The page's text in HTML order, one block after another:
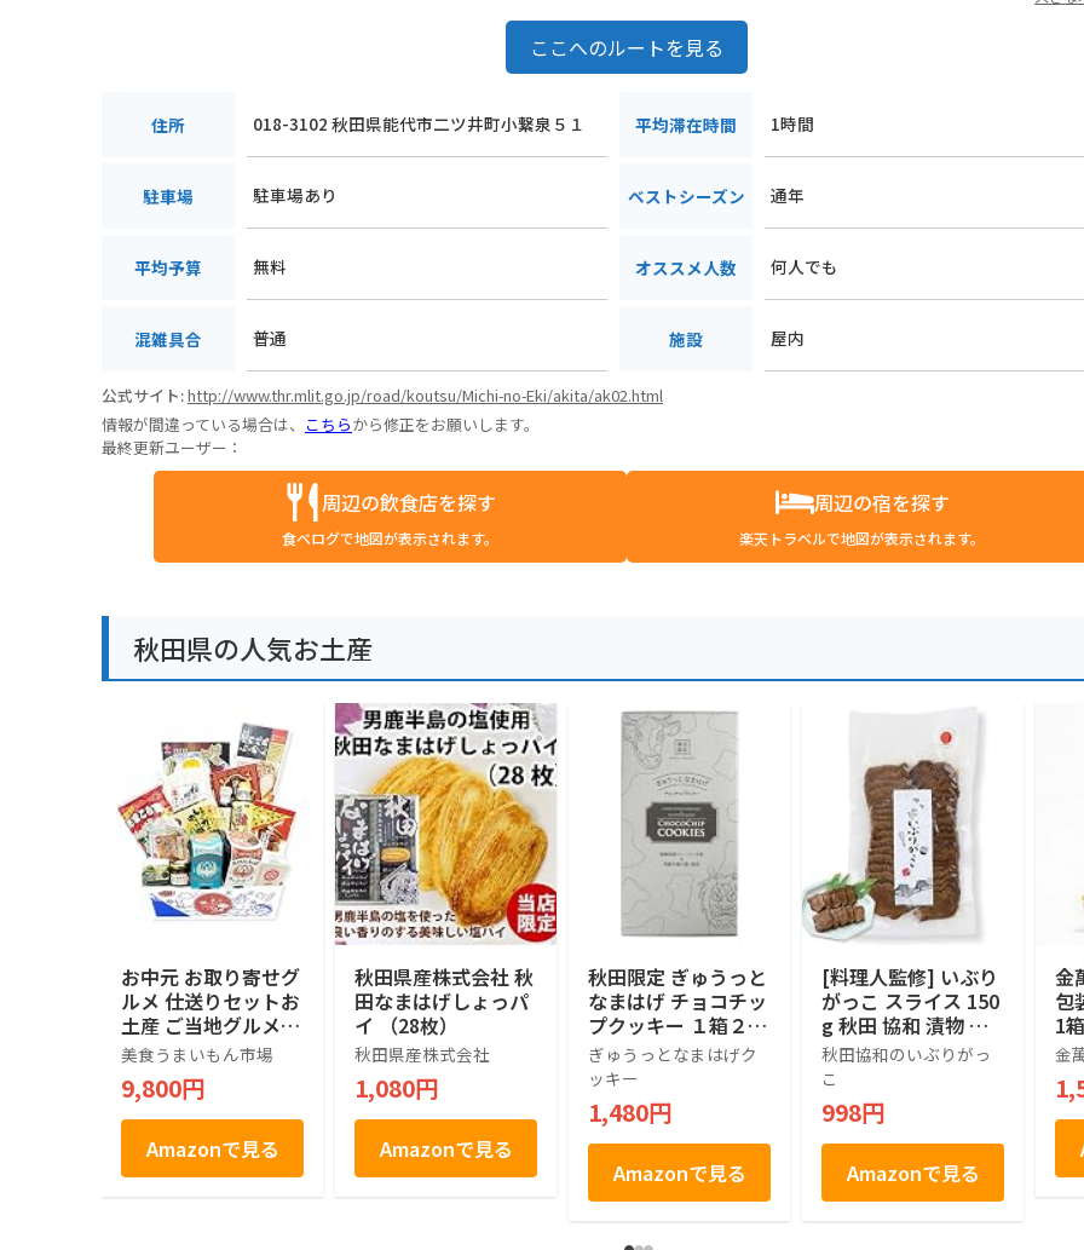
ここへのルートを見る
住所 018-3102 秋田県能代市二ツ井町小繋泉５１ 平均滞在時間 1時間
駐車場 駐車場あり ベストシーズン 通年
平均予算 無料 オススメ人数 何人でも
混雑具合 普通 施設 屋内
公式サイト:http://www.thr.mlit.go.jp/road/koutsu/Michi-no-Eki/akita/ak02.html
情報が間違っている場合は、 こちらから修正をお願いします。
最終更新ユーザー：
周辺の飲食店を探す
食べログで地図が表示されます。
周辺の宿を探す
楽天トラベルで地図が表示されます。
秋田県の人気お土産
お中元 お取り寄せグ
ルメ 仕送りセットお
土産 ご当地グルメ
ギフト ご当地小包便
(L, 秋田県)
美食うまいもん市場
9,800円
Amazonで見る
秋田県産株式会社 秋
田なまはげしょっパ
イ （28枚）
秋田県産株式会社
1,080円
Amazonで見る
秋田限定 ぎゅうっと
なまはげ チョコチッ
プクッキー １箱２０
枚入
ぎゅうっとなまはげク
ッキー
1,480円
Amazonで見る
[料理人監修] いぶり
がっこ スライス 150
g 秋田 協和 漬物 お
つまみ ギフト 燻製
大根 たくあん 無添
加 食品 (1袋)
秋田協和のいぶりがっ
こ
998円
Amazonで見る
金
包
1箱
金